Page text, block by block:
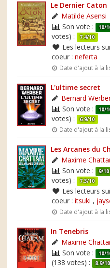
Le Dernier Caton
Matilde Asensi
Son vote :
10/
votes) :
7.4/10
Les lecteurs
coeur : neferta
Date d'ajout à la
L'ultime secret
Bernard
Son vote :
10/
votes) :
6.9/10
Date d'ajout à la
Les Arcanes du
Maxime
Son vote :
9/10
votes) :
7.3/10
Les lecteurs
coeur : itsuki ,
Date d'ajout à la
In Tenebris
Maxime
Son vote :
10/
(138 votes) :
8.9/10